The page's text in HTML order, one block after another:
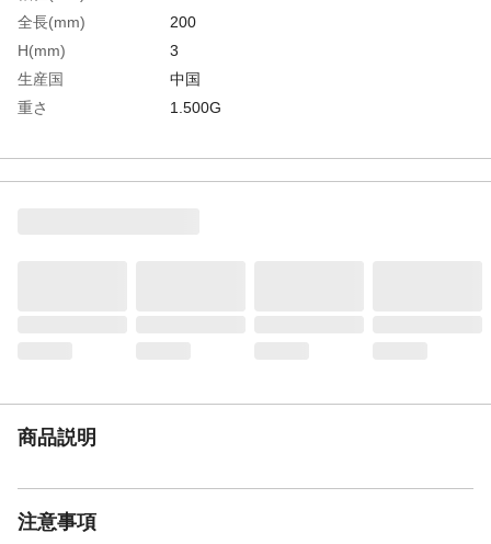
全長(mm)
200
H(mm)
3
生産国
中国
重さ
1.500G
商品説明
注意事項